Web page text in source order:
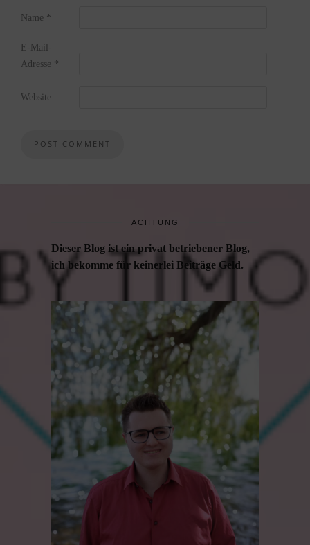
Name *
E-Mail-
Adresse *
Website
ACHTUNG
Dieser Blog ist ein privat betriebener Blog,
ich bekomme für keinerlei Beiträge Geld.